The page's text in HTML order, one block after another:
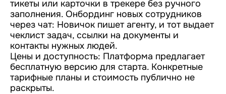
тикеты или карточки в трекере без ручного
заполнения. Онбординг новых сотрудников
через чат: Новичок пишет агенту, и тот выдает
чеклист задач, ссылки на документы и
контакты нужных людей.
Цены и доступность: Платформа предлагает
бесплатную версию для старта. Конкретные
тарифные планы и стоимость публично не
раскрыты.